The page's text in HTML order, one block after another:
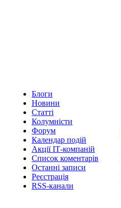
Блоги
Новини
Статті
Колумністи
Форум
Календар подій
Акції ІТ-компаній
Список коментарів
Останні записи
Реєстрація
RSS-канали